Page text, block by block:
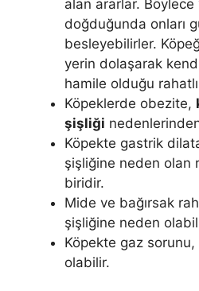
alan ararlar. Böylece
doğduğunda onları
besleyebilirler.
yerin dolaşarak
hamile olduğu
Köpeklerde obezite,
şişliği
Köpekte gastrik
şişliğine neden olan
biridir.
Mide ve bağırsak
şişliğine neden
Köpekte gaz
olabilir.